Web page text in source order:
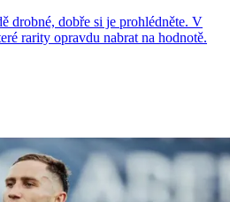
drobné, dobře si je prohlédněte. V
rarity opravdu nabrat na hodnotě.